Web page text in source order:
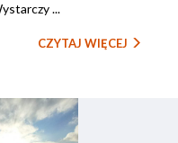
...
CZYTAJ WIĘCEJ